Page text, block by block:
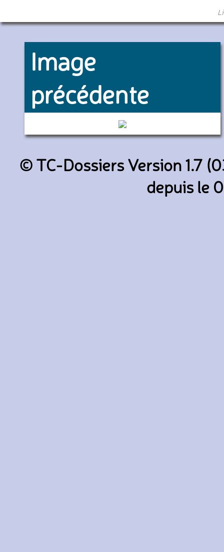
Image
précédente
27055 (Transdev Oise
© TC-Dossiers Version 1.7
depuis le